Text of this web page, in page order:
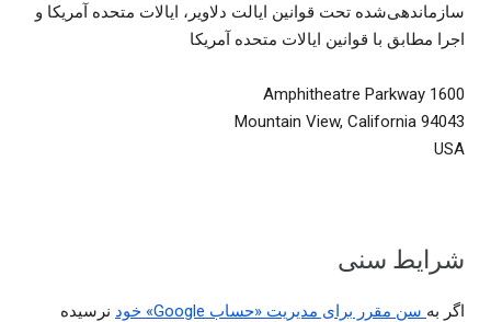
سازماندهی‌شده تحت قوانین ایالت دلاویر، ایالات متحده آمریکا و
اجرا مطابق با قوانین ایالات متحده آمریکا
1600 Amphitheatre Parkway
Mountain View, California 94043
USA
شرایط سنی
اگر به سن مقرر برای مدیریت «حساب Google» خود
نرسیده